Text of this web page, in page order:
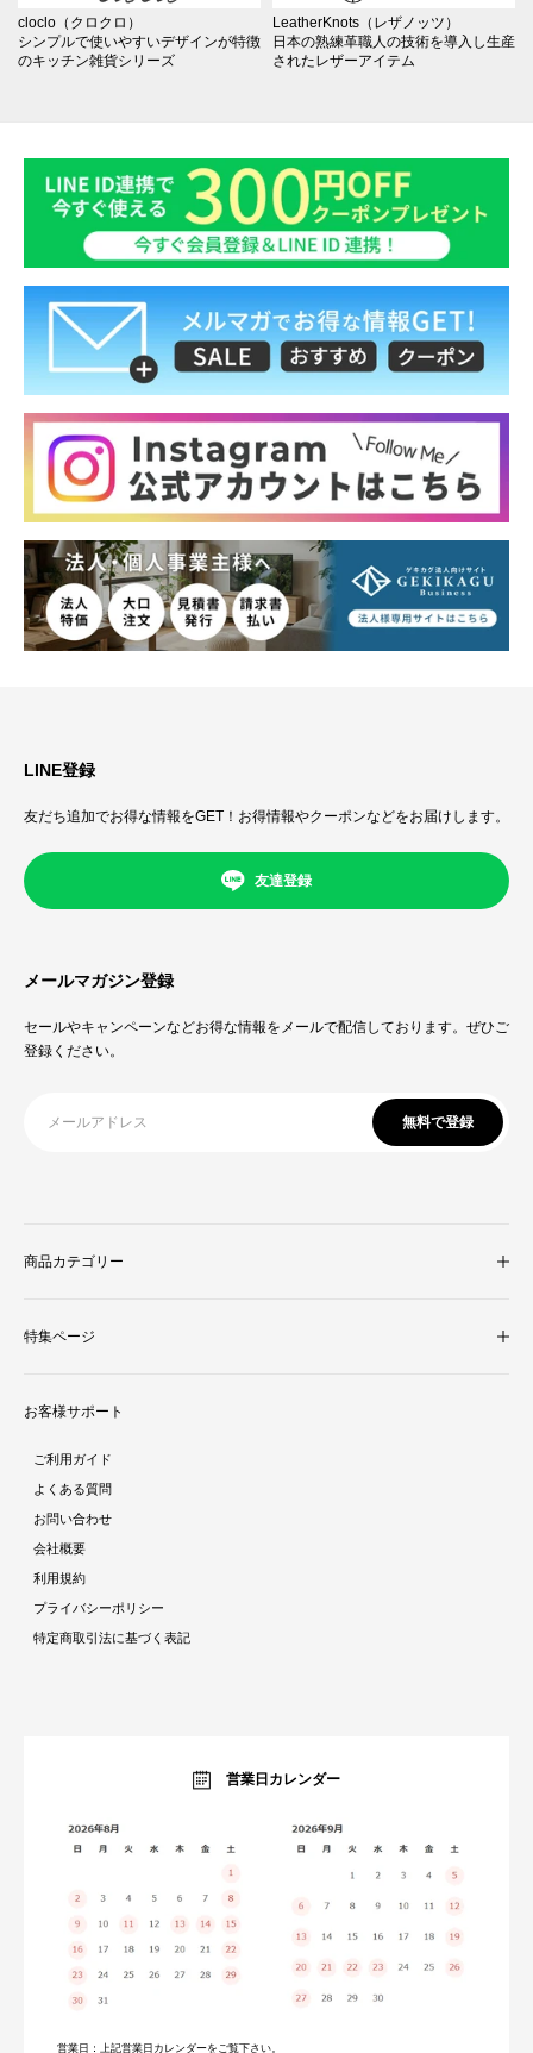
cloclo（クロクロ）
シンプルで使いやすいデザインが特徴
のキッチン雑貨シリーズ
LeatherKnots（レザノッツ）
日本の熟練革職人の技術を導入し生産
されたレザーアイテム
LINE登録
友だち追加でお得な情報をGET！お得情報やクーポンなどをお届けします。
友達登録
メールマガジン登録
セールやキャンペーンなどお得な情報をメールで配信しております。ぜひご
登録ください。
無料で登録
商品カテゴリー
照明・ライト
ダイニング
ソファ・クッション
チェア・座椅子
デスク
ミラー・ドレッサー
パーテーション・衝立
ベッド・寝具
特集ページ
人気商品ランキング
お客様サポート
ご利用ガイド
よくある質問
お問い合わせ
会社概要
利用規約
プライバシーポリシー
特定商取引法に基づく表記
営業日カレンダー
営業日：上記営業日カレンダーをご覧下さい。